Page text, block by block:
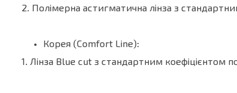
2. Полімерна астигматична лінза з
Корея (Comfort Line):
1. Лінза Blue cut з стандартним коефіцієнтом